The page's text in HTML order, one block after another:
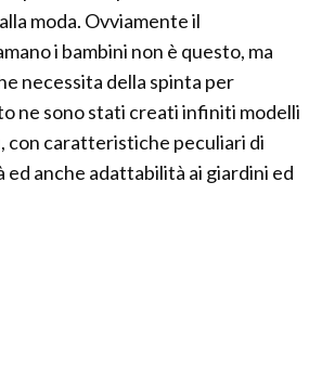
moda. Ovviamente il
i bambini non è questo, ma
necessita della spinta per
ne sono stati creati infiniti modelli
con caratteristiche peculiari di
ed anche adattabilità ai giardini ed